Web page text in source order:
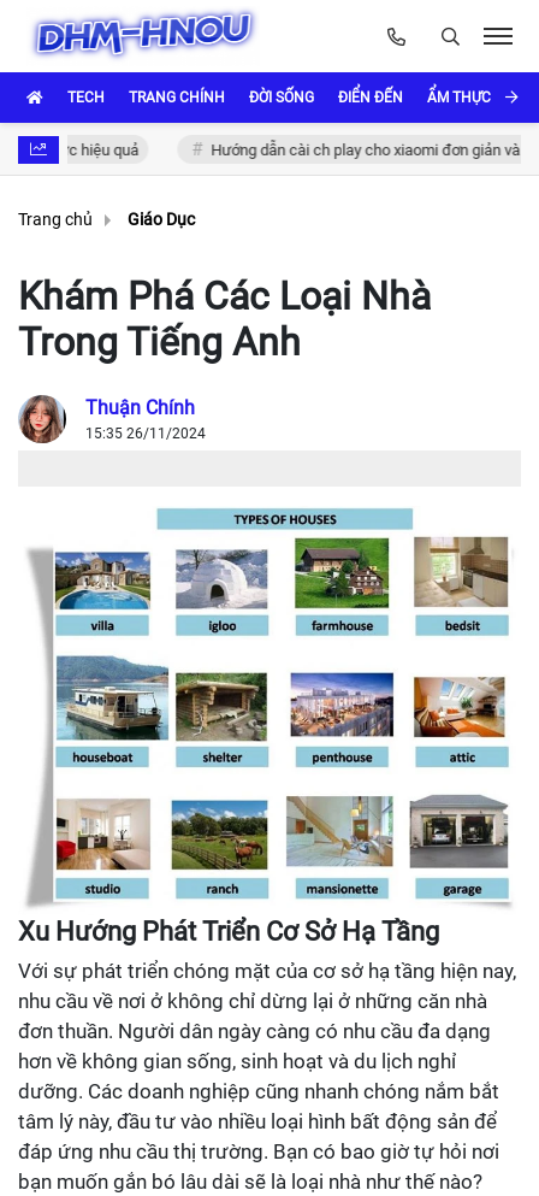
TECH TRANG CHÍNH ĐỜI SỐNG ĐIỂN ĐẾN ẨM THỰC VÀ
thực hiệu quả Hướng dẫn cài ch play cho xiaomi đơn giản và nhanh
Trang chủ Giáo Dục
Khám Phá Các Loại Nhà
Trong Tiếng Anh
Thuận Chính
15:35 26/11/2024
Xu Hướng Phát Triển Cơ Sở Hạ Tầng
Với sự phát triển chóng mặt của cơ sở hạ tầng hiện nay,
nhu cầu về nơi ở không chỉ dừng lại ở những căn nhà
đơn thuần. Người dân ngày càng có nhu cầu đa dạng
hơn về không gian sống, sinh hoạt và du lịch nghỉ
dưỡng. Các doanh nghiệp cũng nhanh chóng nắm bắt
tâm lý này, đầu tư vào nhiều loại hình bất động sản để
đáp ứng nhu cầu thị trường. Bạn có bao giờ tự hỏi nơi
bạn muốn gắn bó lâu dài sẽ là loại nhà như thế nào?